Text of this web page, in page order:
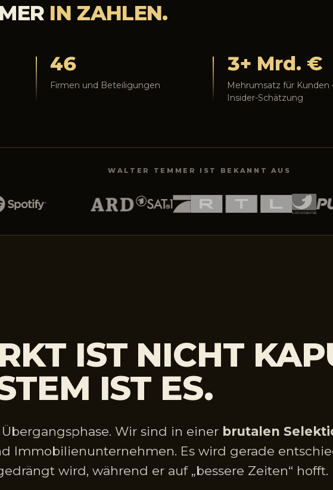
IN ZAHLEN.
46
Firmen und Beteiligungen
3+ Mrd. €
Mehrumsatz für Kunden
Insider-Schätzung
WALTER TEMMER IST BEKANNT AUS
IST NICHT
IST ES.
Wir sind in einer brutalen
Immobilienunternehmen. Es wird gerade
wird, während er auf „bessere Zeiten“ hofft.